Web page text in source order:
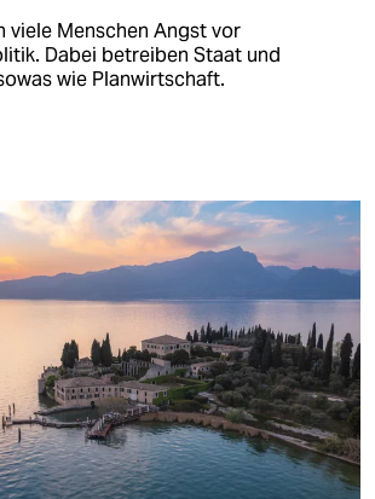
viele Menschen Angst vor
Dabei betreiben Staat und
wie Planwirtschaft.